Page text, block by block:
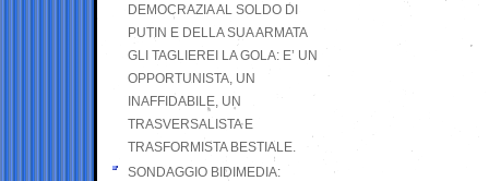
DEMOCRAZIA AL SOLDO DI
PUTIN E DELLA SUA ARMATA
GLI TAGLIEREI LA GOLA: E’ UN
OPPORTUNISTA, UN
INAFFIDABILE, UN
TRASVERSALISTA E
TRASFORMISTA BESTIALE.
SONDAGGIO BIDIMEDIA: